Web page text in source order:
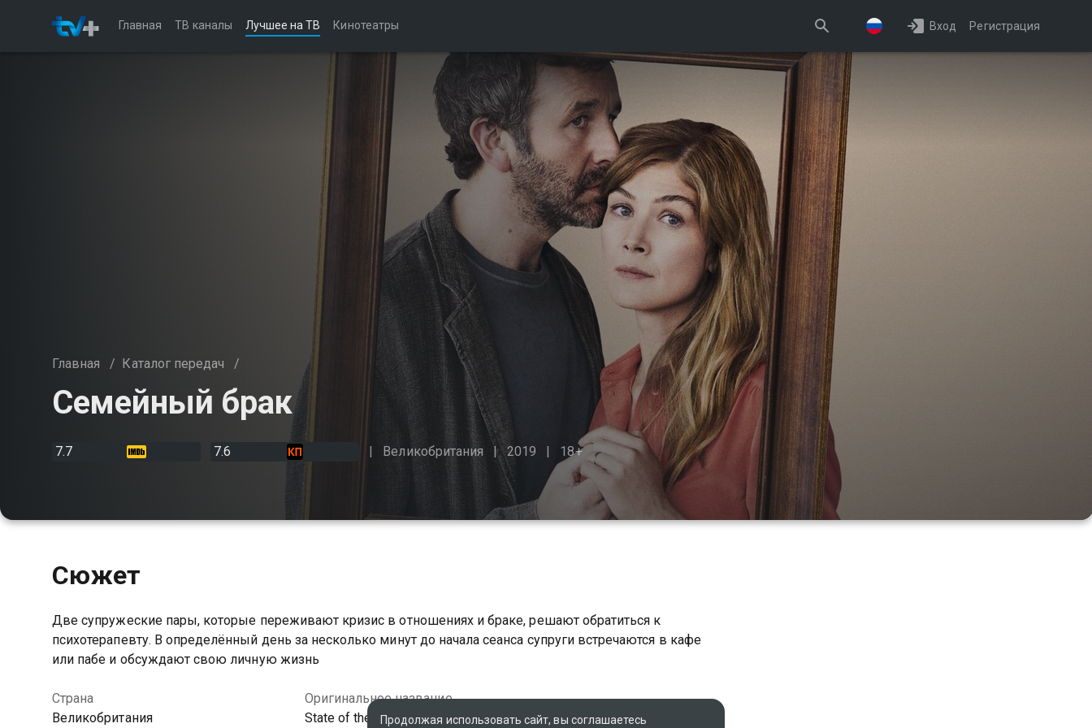
Главная ТВ каналы Лучшее на ТВ Кинотеатры Вход Регистрация
Главная / Каталог передач /
Семейный брак
7.7 7.6 Великобритания 2019 18+
Сюжет
Две супружеские пары, которые переживают кризис в отношениях и браке, решают обратиться к
психотерапевту. В определённый день за несколько минут до начала сеанса супруги встречаются в кафе
или пабе и обсуждают свою личную жизнь
Страна
Великобритания
Оригинальное название
State of the UnionПродолжая использовать сайт, вы соглашаетесь